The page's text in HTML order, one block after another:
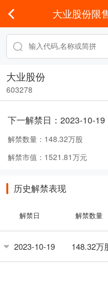
大业股份限
大业股份
603278
下一解禁日： 2023-10-19
解禁数量： 148.32万股
解禁市值： 1521.81万元
历史解禁表现
解禁日 解禁数量
2023-10-19 148.32万